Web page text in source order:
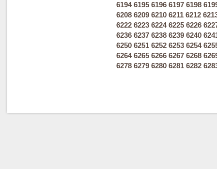
6194 6195 6196 6197 6198
6208 6209 6210 6211 6212
6222 6223 6224 6225 6226
6236 6237 6238 6239 6240
6250 6251 6252 6253 6254
6264 6265 6266 6267 6268
6278 6279 6280 6281 6282